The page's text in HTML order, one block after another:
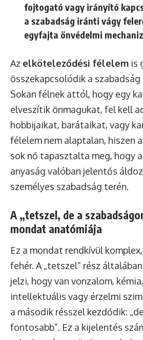
fojtogató vagy irányító
a szabadság iránti vágy
egyfajta önvédelmi
Az elköteleződési félelem is
összekapcsolódik a
Sokan félnek attól, hogy egy
elveszítik önmagukat, fel kell
hobbijaikat, barátaikat, vagy
félelem nem alaptalan, hiszen
sok nő tapasztalta meg, hogy
anyaság valóban jelentős
személyes szabadság terén.
A „tetszel, de a
mondat anatómiája
Ez a mondat rendkívül
fehér. A „tetszel” rész
jelzi, hogy van vonzalom,
intellektuális vagy érzelmi
a második résszel kezdődik:
fontosabb”. Ez a kijelentés